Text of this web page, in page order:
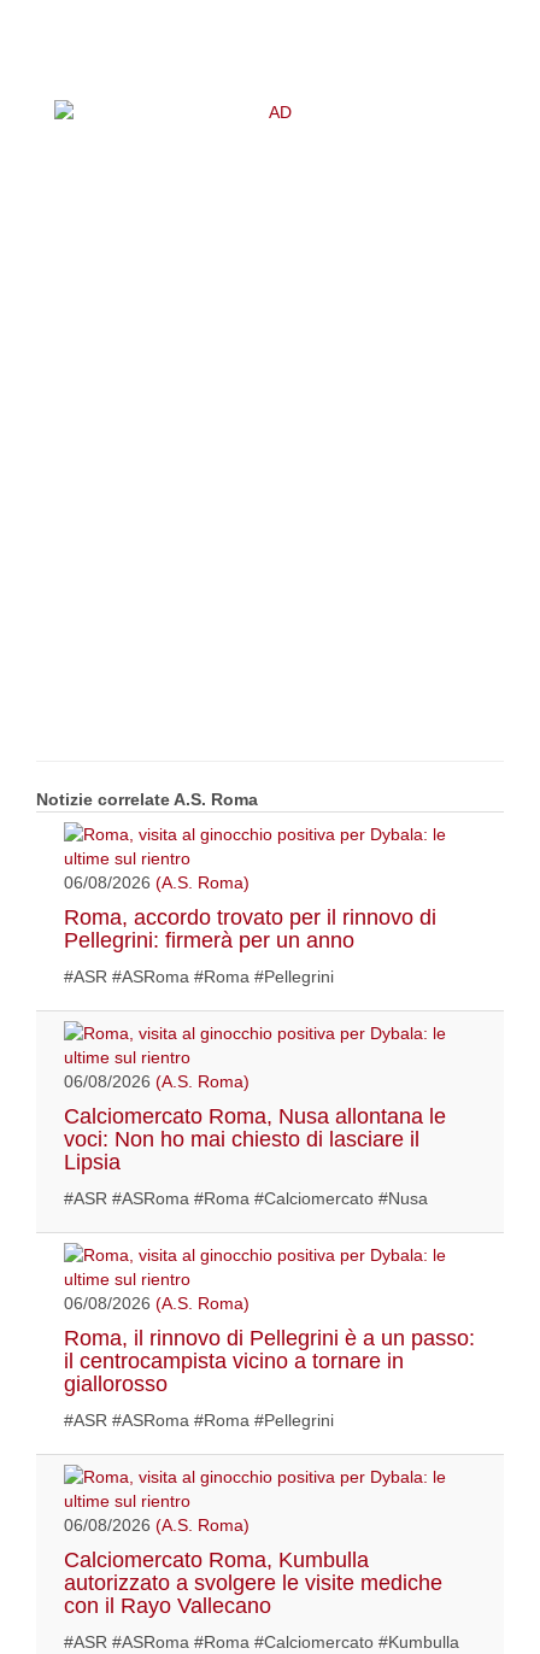
Notizie correlate A.S. Roma
06/08/2026 (A.S. Roma)
Roma, accordo trovato per il rinnovo di
Pellegrini: firmerà per un anno
#ASR #ASRoma #Roma #Pellegrini
06/08/2026 (A.S. Roma)
Calciomercato Roma, Nusa allontana le
voci: Non ho mai chiesto di lasciare il
Lipsia
#ASR #ASRoma #Roma #Calciomercato #Nusa
06/08/2026 (A.S. Roma)
Roma, il rinnovo di Pellegrini è a un passo:
il centrocampista vicino a tornare in
giallorosso
#ASR #ASRoma #Roma #Pellegrini
06/08/2026 (A.S. Roma)
Calciomercato Roma, Kumbulla
autorizzato a svolgere le visite mediche
con il Rayo Vallecano
#ASR #ASRoma #Roma #Calciomercato #Kumbulla